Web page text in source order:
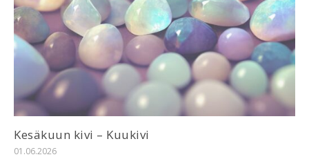
Kesäkuun kivi – Kuukivi
01.06.2026